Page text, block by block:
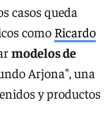
casos queda
como Ricardo
modelos de
Arjona", una
y productos